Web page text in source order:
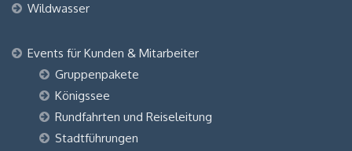
Wildwasser
Events für Kunden & Mitarbeiter
Gruppenpakete
Königssee
Rundfahrten und Reiseleitung
Stadtführungen